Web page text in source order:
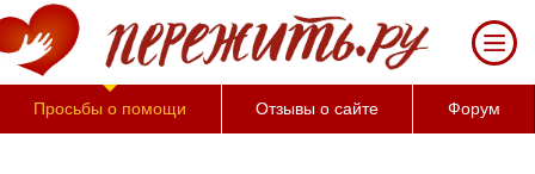
Просьбы о помощи Отзывы о сайте Форум